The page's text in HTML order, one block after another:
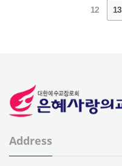
12 13
Address